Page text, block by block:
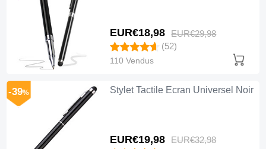
EUR€18,98 EUR€29,98
(52)
110 Vendus
Stylet Tactile Ecran Universel Noir
EUR€19,98 EUR€32,98
-39%